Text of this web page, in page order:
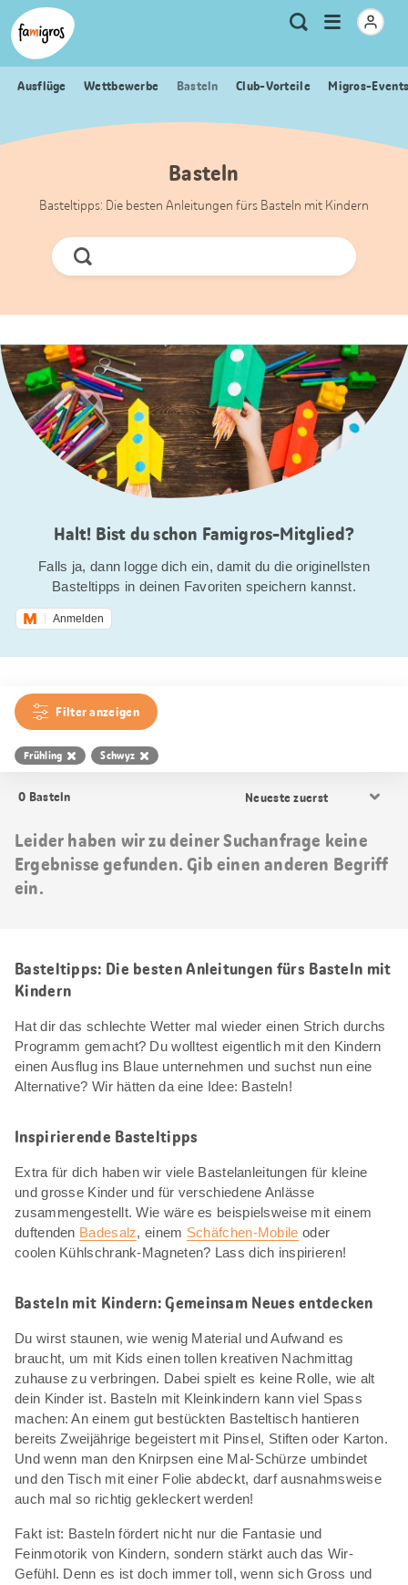
Sprungmarken
Navigation
Header
Logo
Meta
Navigation
Suche
Menu
öffnen
Ausflüge Wettbewerbe Basteln Club-Vorteile Migros-
Basteln
Basteltipps: Die besten Anleitungen fürs Basteln mit Kindern
Jetzt
Suchen
Halt! Bist du schon Famigros-Mitglied?
Falls ja, dann logge dich ein, damit du die originellsten
Basteltipps in deinen Favoriten speichern kannst.
Anmelden
Filter anzeigen
Frühling Schwyz
0 Basteln
Sortierung
Leider haben wir zu deiner Suchanfrage keine
Ergebnisse gefunden. Gib einen anderen Begriff
ein.
Basteltipps: Die besten Anleitungen fürs Basteln mit
Kindern
Hat dir das schlechte Wetter mal wieder einen Strich durchs
Programm gemacht? Du wolltest eigentlich mit den Kindern
einen Ausflug ins Blaue unternehmen und suchst nun eine
Alternative? Wir hätten da eine Idee: Basteln!
Inspirierende Basteltipps
Extra für dich haben wir viele Bastelanleitungen für kleine
und grosse Kinder und für verschiedene Anlässe
zusammengestellt. Wie wäre es beispielsweise mit einem
duftenden Badesalz, einem Schäfchen-Mobile oder
coolen Kühlschrank-Magneten? Lass dich inspirieren!
Basteln mit Kindern: Gemeinsam Neues entdecken
Du wirst staunen, wie wenig Material und Aufwand es
braucht, um mit Kids einen tollen kreativen Nachmittag
zuhause zu verbringen. Dabei spielt es keine Rolle, wie alt
dein Kinder ist. Basteln mit Kleinkindern kann viel Spass
machen: An einem gut bestückten Basteltisch hantieren
bereits Zweijährige begeistert mit Pinsel, Stiften oder Karton.
Und wenn man den Knirpsen eine Mal-Schürze umbindet
und den Tisch mit einer Folie abdeckt, darf ausnahmsweise
auch mal so richtig gekleckert werden!
Fakt ist: Basteln fördert nicht nur die Fantasie und
Feinmotorik von Kindern, sondern stärkt auch das Wir-
Gefühl. Denn es ist doch immer toll, wenn sich Gross und